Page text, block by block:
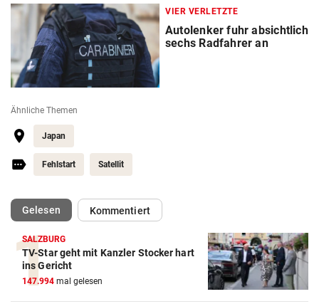
VIER VERLETZTE
Autolenker fuhr absichtlich
sechs Radfahrer an
Ähnliche Themen
Japan
Fehlstart Satellit
Gelesen(ausgewählt)Kommentiert
SALZBURG
TV-Star geht mit Kanzler Stocker hart
ins Gericht
147.994 mal gelesen